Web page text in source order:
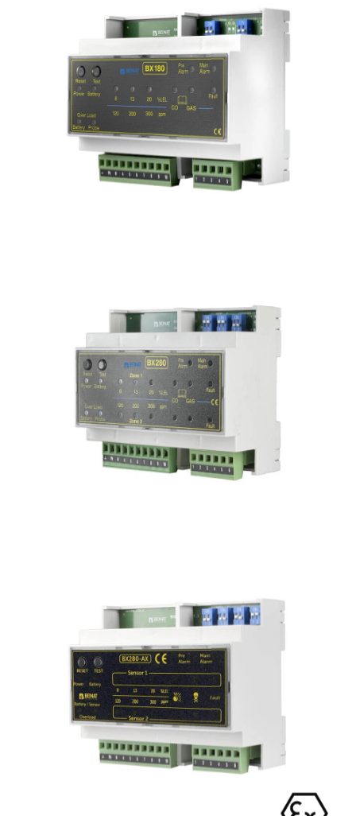
Centralina di rilevazione gas 8 zone
CAMELOT 480
Centralina di rilevazione gas 4 zone
1 sonda convenzionale
2 sonde convenzionali